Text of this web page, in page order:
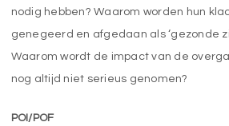
nodig hebben? Waarom worden hun
genegeerd en afgedaan als ‘gezonde
Waarom wordt de impact van de
nog altijd niet serieus genomen?
POI/POF